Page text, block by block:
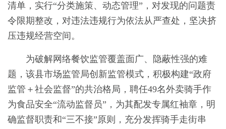
清单，实行“分类施策、动态管理”，对发现的问题责
令限期整改，对违法违规行为依法从严查处，坚决挤
压违规经营空间。
为破解网络餐饮监管覆盖面广、隐蔽性强的难
题，该县市场监管局创新监管模式，积极构建“政府
监管＋社会监督”的共治格局，聘任49名外卖骑手作
为食品安全“流动监督员”，为其配发专属红袖章，明
确监督职责和“三不接”原则，充分发挥骑手走街串